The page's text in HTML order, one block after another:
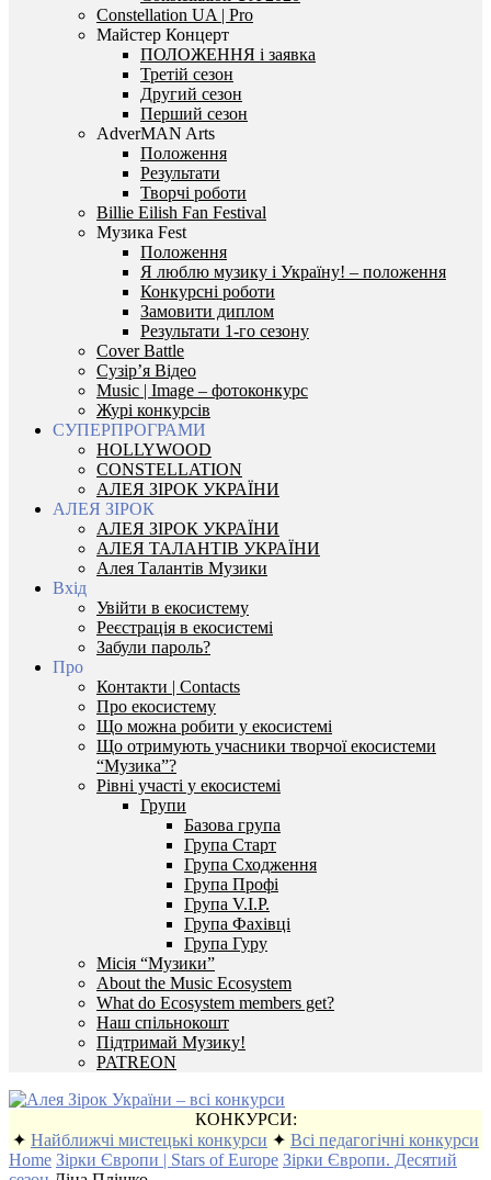
Constellation UA | Pro
Майстер Концерт
ПОЛОЖЕННЯ і заявка
Третій сезон
Другий сезон
Перший сезон
AdverMAN Arts
Положення
Результати
Творчі роботи
Billie Eilish Fan Festival
Музика Fest
Положення
Я люблю музику і Україну! – положення
Конкурсні роботи
Замовити диплом
Результати 1-го сезону
Cover Battle
Сузір’я Відео
Music | Image – фотоконкурс
Журі конкурсів
СУПЕРПРОГРАМИ
HOLLYWOOD
CONSTELLATION
АЛЕЯ ЗІРОК УКРАЇНИ
АЛЕЯ ЗІРОК
АЛЕЯ ЗІРОК УКРАЇНИ
АЛЕЯ ТАЛАНТІВ УКРАЇНИ
Алея Талантів Музики
Вхід
Увійти в екосистему
Реєстрація в екосистемі
Забули пароль?
Про
Контакти | Contacts
Про екосистему
Що можна робити у екосистемі
Що отримують учасники творчої екосистеми
“Музика”?
Рівні участі у екосистемі
Групи
Базова група
Група Старт
Група Сходження
Група Профі
Група V.I.P.
Група Фахівці
Група Гуру
Місія “Музики”
About the Music Ecosystem
What do Ecosystem members get?
Наш спільнокошт
Підтримай Музику!
PATREON
КОНКУРСИ:
✦ Найближчі мистецькі конкурси ✦ Всі педагогічні конкурси
Home Зірки Європи | Stars of Europe Зірки Європи. Десятий